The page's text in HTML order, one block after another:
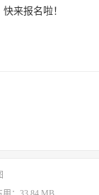
来报名啦！